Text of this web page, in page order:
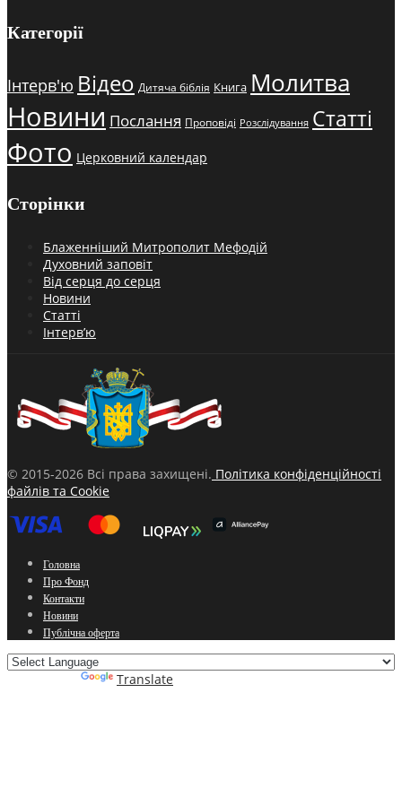
Категорії
Інтерв'ю Відео Дитяча біблія Книга Молитва
Новини Послання Проповіді Розслідування Статті
Фото Церковний календар
Сторінки
Блаженніший Митрополит Мефодій
Духовний заповіт
Від серця до серця
Новини
Статті
Інтерв’ю
© 2015-2026 Всі права захищені. Політика конфіденційності
файлів та Cookie
Головна
Про Фонд
Контакти
Новини
Публічна оферта
Translate